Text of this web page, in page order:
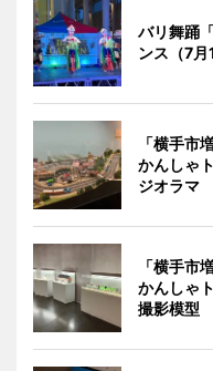
バリ舞踊
ンス（7月
「横手市
かんしゃ
ジオラマ
「横手市
かんしゃ
撮影模型